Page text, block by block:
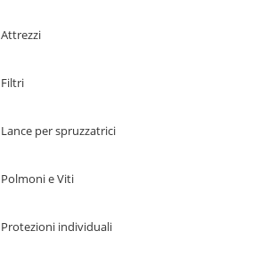
Attrezzi
Filtri
Lance per spruzzatrici
Polmoni e Viti
Protezioni individuali